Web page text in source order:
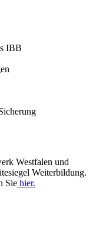
IBB
Westfalen und
Weiterbildung.
Sie hier.